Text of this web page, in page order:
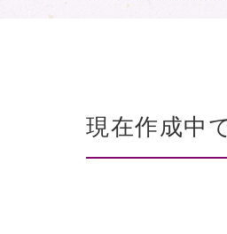
現在作成中